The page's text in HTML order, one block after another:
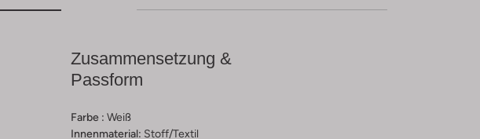
Zusammensetzung &
Passform
Farbe : Weiß
Innenmaterial: Stoff/textil